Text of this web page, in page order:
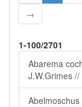
→
1-100/2701
Abarema
J.W.Grimes